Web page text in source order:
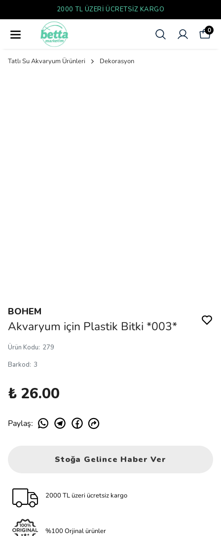
0
Tatlı Su Akvaryum Ürünleri Dekorasyon
BOHEM
Akvaryum için Plastik Bitki *003*
Ürün Kodu: 279
Barkod: 3
₺ 26.00
Paylaş:
Stoğa Gelince Haber Ver
2000 TL üzeri ücretsiz kargo
%100 Orjinal ürünler